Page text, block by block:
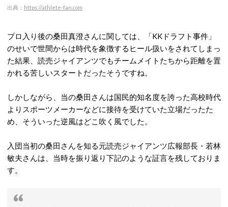
出典： https://athlete-fan.com
プロ入り後の桑田真澄さんに関しては、「KKドラフト事件」
のせいで世間からは時代を象徴するヒール扱いをされてしまっ
た結果、読売ジャイアンツでもチームメイトたちから距離を置
かれる苦しいスタートだったそうですね。
しかしながら、当の桑田さんは国民的知名度を誇った高校時代
よりスポーツメーカーなどに接待を受けていた立場だったた
め、そういった逆風はどこ吹く風でした。
入団当初の桑田さんを知る元読売ジャイアンツ広報部長・若林
敏夫さんは、当時を振り返り下記のような証言を残しておりま
す。